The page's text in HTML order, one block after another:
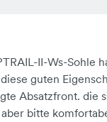
II-Ws-Sohle
guten
Absatzfront. die
bitte